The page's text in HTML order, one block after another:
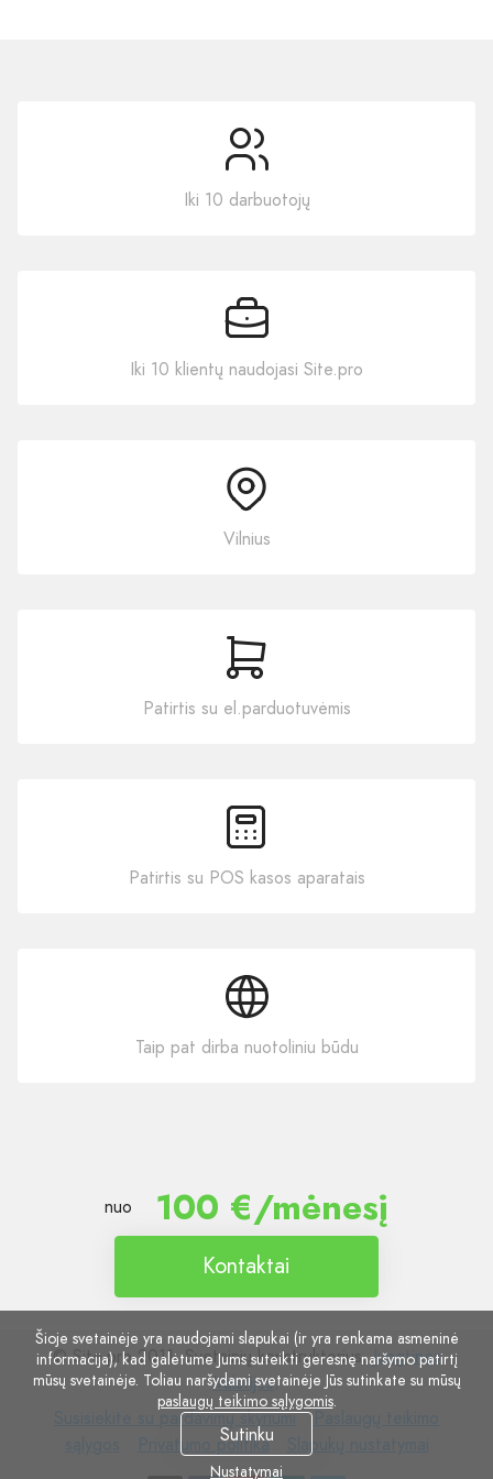
Iki 10 darbuotojų
Iki 10 klientų naudojasi Site.pro
Vilnius
Patirtis su el.parduotuvėmis
Patirtis su POS kasos aparatais
Taip pat dirba nuotoliniu būdu
nuo 100 €/mėnesį
Kontaktai
© Site.pro 2011. Svetainių konstruktorius.Jungtinės
Valstijos.
Susisiekite su pardavimų skyriumi
Paslaugų
Paslaugų teikimo
Privatumo politika
Šioje svetainėje yra naudojami slapukai (ir yra renkama asmeninė
informacija), kad galėtume Jums suteikti geresnę naršymo patirtį
mūsų svetainėje. Toliau naršydami svetainėje Jūs sutinkate su mūsų
paslaugų teikimo sąlygomis.
Sutinku
Nustatymai